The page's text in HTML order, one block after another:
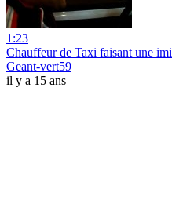
1:23
Chauffeur de Taxi faisant une
Geant-vert59
il y a 15 ans